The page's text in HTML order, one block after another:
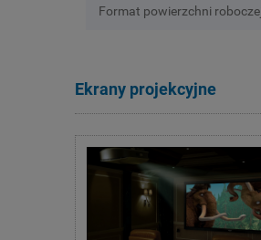
Format powierzchni
Ekrany projekcyjne